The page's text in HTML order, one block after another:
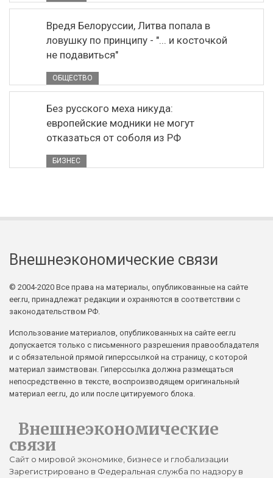
Вредя Белоруссии, Литва попала в
ловушку по принципу - "... и косточкой
не подавиться"
ОБЩЕСТВО
Без русского меха никуда:
европейские модники не могут
отказаться от соболя из РФ
БИЗНЕС
Внешнеэкономические связи
© 2004-2020 Все права на материалы, опубликованные на сайте
eer.ru, принадлежат редакции и охраняются в соответствии с
законодательством РФ.
Использование материалов, опубликованных на сайте eer.ru
допускается только с письменного разрешения правообладателя
и с обязательной прямой гиперссылкой на страницу, с которой
материал заимствован. Гиперссылка должна размещаться
непосредственно в тексте, воспроизводящем оригинальный
материал eer.ru, до или после цитируемого блока.
Внешнеэкономические
связи
Сайт о мировой экономике, бизнесе и глобализации
Зарегистрировано в Федеральная служба по надзору в